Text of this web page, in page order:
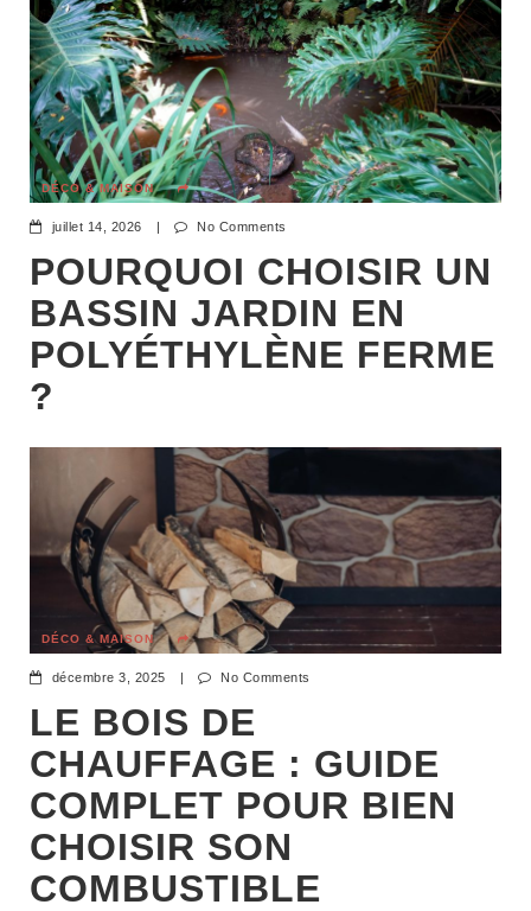
DÉCO & MAISON
juillet 14, 2026 | No Comments
POURQUOI CHOISIR UN
BASSIN JARDIN EN
POLYÉTHYLÈNE FERME
?
DÉCO & MAISON
décembre 3, 2025 | No Comments
LE BOIS DE
CHAUFFAGE : GUIDE
COMPLET POUR BIEN
CHOISIR SON
COMBUSTIBLE